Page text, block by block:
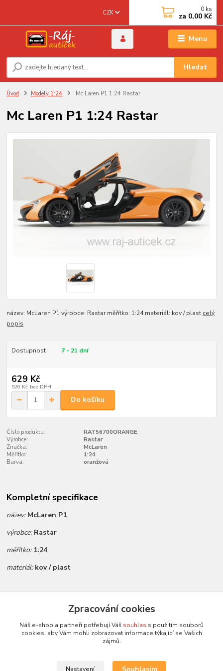
Menu
CZK
Hledat
0 ks
za 0,00 Kč
Úvod Modely 1:24 Mc Laren P1 1:24 Rastar
Mc Laren P1 1:24 Rastar
název: McLaren P1 výrobce: Rastar měřítko: 1:24 materiál: kov / plast celý
popis
Dostupnost 7 - 21 dní
629 Kč
520 Kč bez DPH
Do košíku
Číslo produktu:
RAT56700ORANGE
Výrobce:
Rastar
Značka:
McLaren
Měřítko:
1:24
Barva:
oranžová
Kompletní specifikace
název: McLaren P1
výrobce: Rastar
měřítko: 1:24
materiál: kov / plast
Zboží zařazeno v kategoriích
Všechny modely
Modely 1:24
Zpracování cookies
Náš e-shop a partneři potřebují Váš souhlas s použitím souborů
cookies, aby Vám mohli zobrazovat informace týkající se Vašich
zájmů.
Nastavení